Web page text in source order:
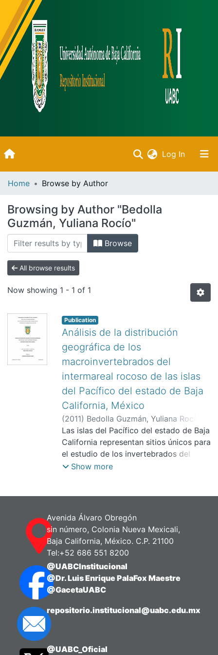
Log In(current)
Inicio
All of DSpace
Bibliotecas
Home Browse by Author
Browsing by Author "Bedolla
Guzmán, Yuliana Rocío"
Browse
All browse results
Now showing 1 - 1 of 1
Publication
Análisis de la distribución
geográfica de los
macroinvertebrados del
intermareal rocoso de las islas
del Pacífico del estado de Baja
California, México
(2011) Bedolla Guzmán, Yuliana Rocío
Correa Sandoval, Francisco
Las islas del Pacífico del estado de Baja
California representan sitios únicos para
el estudio de los invertebrados del
intermareal rocoso, dado que presentan
Show more
Avenida Álvaro Obregón
sin número, Colonia Nueva Mexicali,
Baja California, México. C.P. 21100
Tel:+52 686 551 8200
@UABCInstitucional
@Dr. Luis Enrique PalaFox Maestre
@GacetaUABC
repositorio.institucional@uabc.edu.mx
@UABC_Oficial